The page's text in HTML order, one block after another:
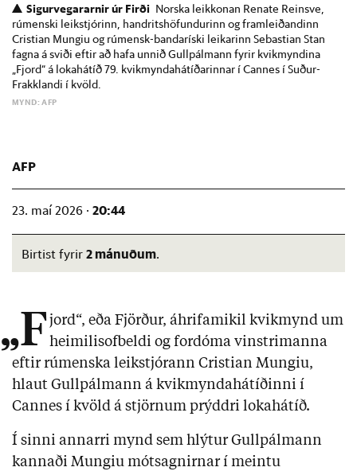
Sigurvegararnir úr Firði Norska leikkonan Renate Reinsve,
rúmenski leikstjórinn, handritshöfundurinn og framleiðandinn
Cristian Mungiu og rúmensk-bandaríski leikarinn Sebastian Stan
fagna á sviði eftir að hafa unnið Gullpálmann fyrir kvikmyndina
„Fjord“ á lokahátíð 79. kvikmyndahátíðarinnar í Cannes í Suður-
Frakklandi í kvöld.
MYND: AFP
AFP
23. maí 2026 · 20:44
Birtist fyrir 2 mánuðum.
„Fjord“, eða Fjörður, áhrifamikil kvikmynd um
heimilisofbeldi og fordóma vinstrimanna
eftir rúmenska leikstjórann Cristian Mungiu,
hlaut Gullpálmann á kvikmyndahátíðinni í
Cannes í kvöld á stjörnum prýddri lokahátíð.
Í sinni annarri mynd sem hlýtur Gullpálmann
kannaði Mungiu mótsagnirnar í meintu